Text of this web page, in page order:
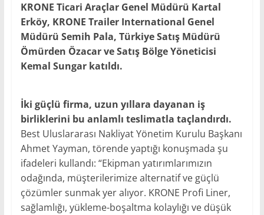
KRONE Ticari Araçlar Genel Müdürü Kartal
Erköy, KRONE Trailer International Genel
Müdürü Semih Pala, Türkiye Satış Müdürü
Ömürden Özacar ve Satış Bölge Yöneticisi
Kemal Sungar katıldı.
İki güçlü firma, uzun yıllara dayanan iş
birliklerini bu anlamlı teslimatla taçlandırdı.
Best Uluslararası Nakliyat Yönetim Kurulu Başkanı
Ahmet Yayman, törende yaptığı konuşmada şu
ifadeleri kullandı: “Ekipman yatırımlarımızın
odağında, müşterilerimize alternatif ve güçlü
çözümler sunmak yer alıyor. KRONE Profi Liner,
sağlamlığı, yükleme-boşaltma kolaylığı ve düşük